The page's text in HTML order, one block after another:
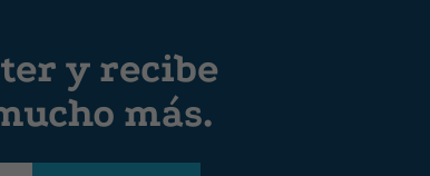
y recibe
más.